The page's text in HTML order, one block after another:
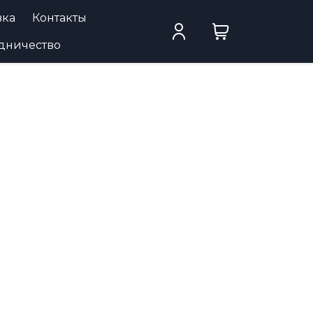
Контакты